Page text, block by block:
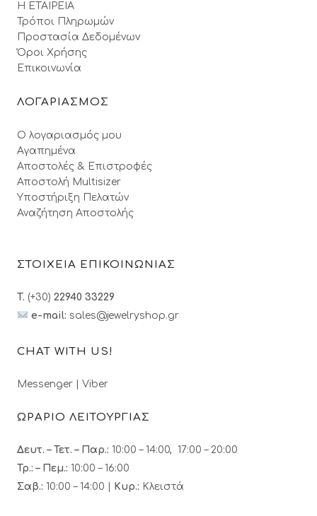
Η ΕΤΑΙΡΕΙΑ
Τρόποι Πληρωμών
Προστασία Δεδομένων
Όροι Xρήσης
Επικοινωνία
ΛΟΓΑΡΙΑΣΜΟΣ
Ο λογαριασμός μου
Αγαπημένα
Αποστολές & Επιστροφές
Αποστολή Multisizer
Υποστήριξη Πελατών
Αναζήτηση Αποστολής
ΣΤΟΙΧΕΙΑ ΕΠΙΚΟΙΝΩΝΙΑΣ
T. (+30) 22940 33229
e-mail: sales@jewelryshop.gr
CHAT WITH US!
Messenger Viber
ΩΡΑΡΙΟ ΛΕΙΤΟΥΡΓΙΑΣ
Δευτ. – Τετ. – Παρ.: 10:00 – 14:00, 17:00 – 20:00
Τρ.: – Πεμ.: 10:00 – 16:00
Σαβ.: 10:00 – 14:00 | Κυρ.: Κλειστά